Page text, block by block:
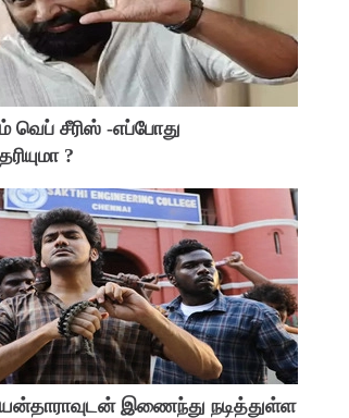
வெப் சீரிஸ் -எப்போது
?
இணைந்து நடித்துள்ள